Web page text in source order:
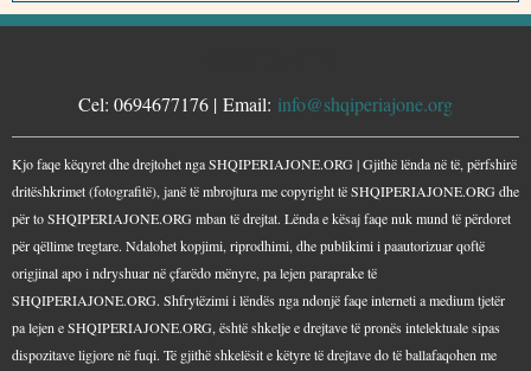
Cel: 0694677176 | Email: info@shqiperiajone.org
Kjo faqe këqyret dhe drejtohet nga SHQIPERIAJONE.ORG | Gjithë lënda në të, përfshirë
dritëshkrimet (fotografitë), janë të mbrojtura me copyright të SHQIPERIAJONE.ORG dhe
për to SHQIPERIAJONE.ORG mban të drejtat. Lënda e kësaj faqe nuk mund të përdoret
për qëllime tregtare. Ndalohet kopjimi, riprodhimi, dhe publikimi i paautorizuar qoftë
origjinal apo i ndryshuar në çfarëdo mënyre, pa lejen paraprake të
SHQIPERIAJONE.ORG. Shfrytëzimi i lëndës nga ndonjë faqe interneti a medium tjetër
pa lejen e SHQIPERIAJONE.ORG, është shkelje e drejtave të pronës intelektuale sipas
dispozitave ligjore në fuqi. Të gjithë shkelësit e këtyre të drejtave do të ballafaqohen me